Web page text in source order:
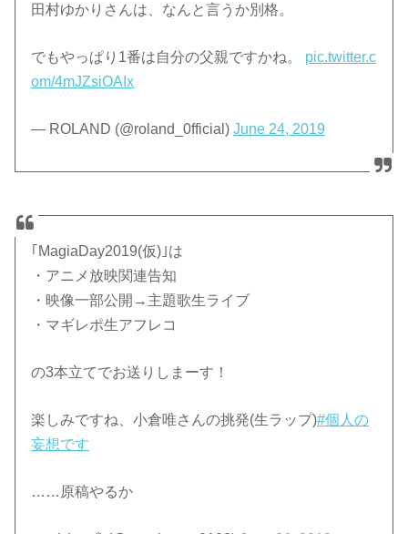
田村ゆかりさんは、なんと言うか別格。
でもやっぱり1番は自分の父親ですかね。 pic.twitter.c
om/4mJZsiOAIx
— ROLAND (@roland_0fficial)June 24, 2019
｢MagiaDay2019(仮)｣は
・アニメ放映関連告知
・映像一部公開→主題歌生ライブ
・マギレポ生アフレコ
の3本立てでお送りしまーす！
楽しみですね、小倉唯さんの挑発(生ラップ)#個人の
妄想です
……原稿やるか